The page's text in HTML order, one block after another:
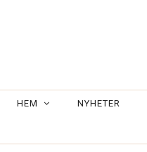
HEM NYHETER